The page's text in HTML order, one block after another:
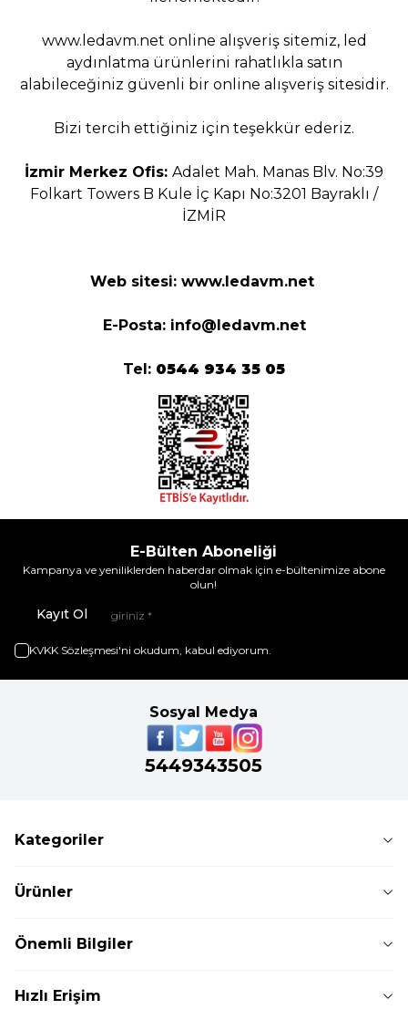
www.ledavm.net online alışveriş sitemiz, led
aydınlatma ürünlerini rahatlıkla satın
alabileceğiniz güvenli bir online alışveriş sitesidir.
Bizi tercih ettiğiniz için teşekkür ederiz.
İzmir Merkez Ofis: Adalet Mah. Manas Blv. No:39
Folkart Towers B Kule İç Kapı No:3201 Bayraklı /
İZMİR
Web sitesi: www.ledavm.net
E-Posta: info@ledavm.net
Tel: 0544 934 35 05
E-Bülten Aboneliği
Kampanya ve yeniliklerden haberdar olmak için e-bültenimize abone
olun!
Kayıt Ol
KVKK Sözleşmesi'ni okudum, kabul ediyorum.
Sosyal Medya
5449343505
Kategoriler
Ürünler
Önemli Bilgiler
Hızlı Erişim